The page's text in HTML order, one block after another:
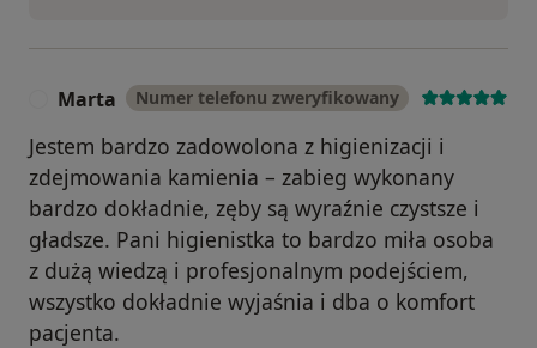
Marta Numer telefonu zweryfikowany
Jestem bardzo zadowolona z higienizacji i
zdejmowania kamienia – zabieg wykonany
bardzo dokładnie, zęby są wyraźnie czystsze i
gładsze. Pani higienistka to bardzo miła osoba
z dużą wiedzą i profesjonalnym podejściem,
wszystko dokładnie wyjaśnia i dba o komfort
pacjenta.